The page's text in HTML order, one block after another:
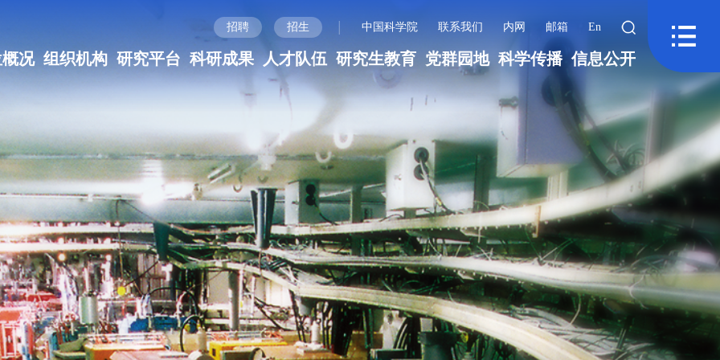
招聘 招生 | 中国科学院 联系我们 内网 邮箱 En
况 组织机构 研究平台 科研成果 人才队伍 研究生教育 党群园地 科学传播 信息公开